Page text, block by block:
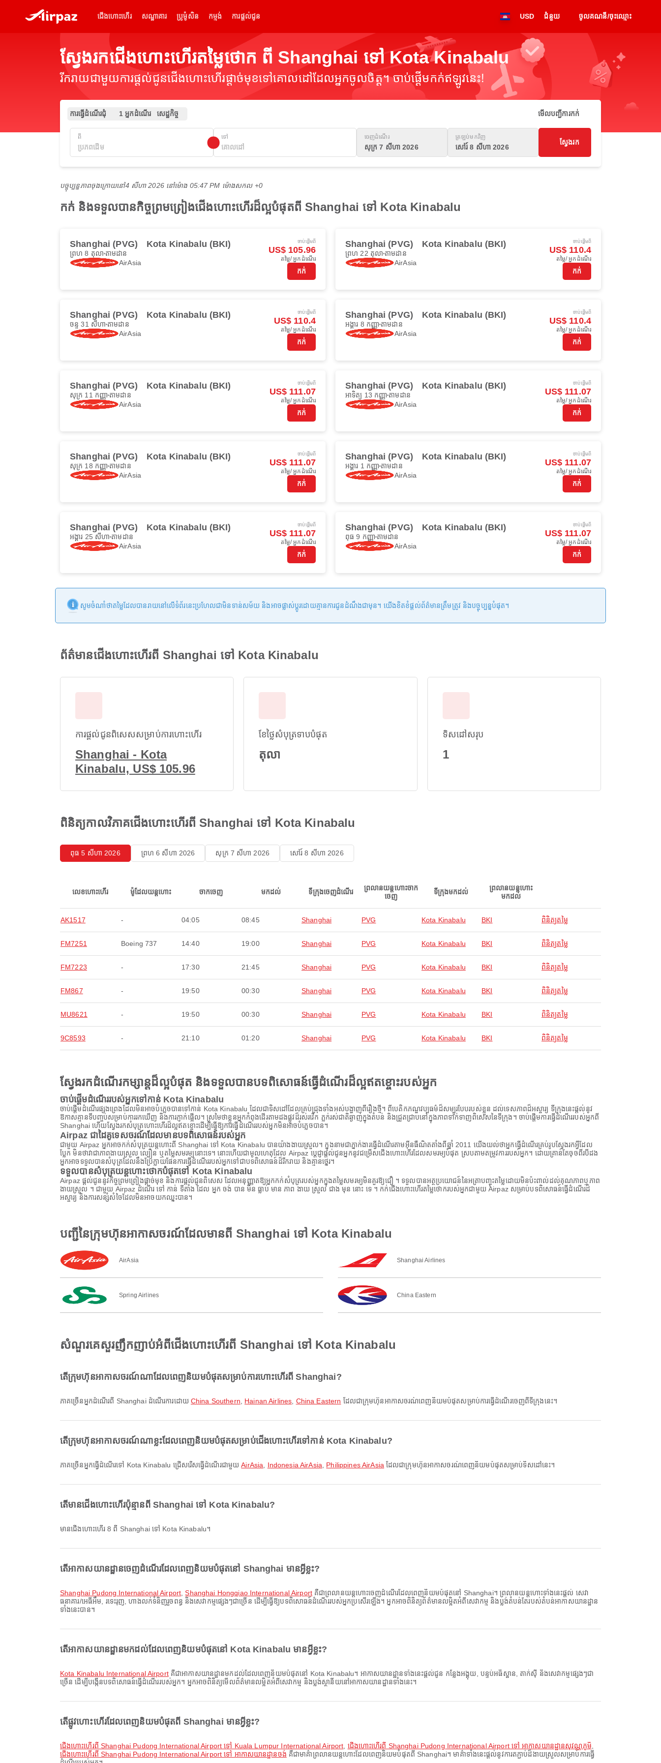
ជើងហោះហើរ សណ្ឋាគារ ប្រូម៉ូសិន កម្មង់ ការផ្តល់ជូន USD ជំនួយ ចូលគណនី/ចុះឈ្មោះ
ស្វែងរកជើងហោះហើរតម្លៃថោក ពី Shanghai ទៅ Kota Kinabalu
រីករាយជាមួយការផ្តល់ជូនជើងហោះហើរផ្តាច់មុខទៅគោលដៅដែលអ្នកចូលចិត្ត។ ចាប់ផ្តើមកក់ឥឡូវនេះ!
ការធ្វើដំណើរជុំ 1 អ្នកដំណើរ សេដ្ឋកិច្ច មើលបញ្ជីការកក់
ពី ទៅ ចេញដំណើរ
សុក្រ 7 សីហា 2026
ត្រឡប់មកវិញ
សៅរ៍ 8 សីហា 2026
ស្វែងរក
បច្ចុប្បន្នភាពចុងក្រោយនៅ4 សីហា 2026 នៅ​ម៉ោង 05:47 PM ម៉ោង​សកល +0
កក់ និងទទួលបានកិច្ចព្រមព្រៀងជើងហោះហើរដ៏ល្អបំផុតពី Shanghai ទៅ Kota Kinabalu
Shanghai (PVG) Kota Kinabalu (BKI)
ព្រហ 8 តុលា តាមដាន
AirAsia
ចាប់ផ្ដើមពី
US$ 105.96
តម្លៃ/ អ្នកដំណើរ
កក់
Shanghai (PVG) Kota Kinabalu (BKI)
ព្រហ 22 តុលា តាមដាន
AirAsia
ចាប់ផ្ដើមពី
US$ 110.4
តម្លៃ/ អ្នកដំណើរ
កក់
Shanghai (PVG) Kota Kinabalu (BKI)
ចន្ទ 31 សីហា តាមដាន
AirAsia
ចាប់ផ្ដើមពី
US$ 110.4
តម្លៃ/ អ្នកដំណើរ
កក់
Shanghai (PVG) Kota Kinabalu (BKI)
អង្គារ 8 កញ្ញា តាមដាន
AirAsia
ចាប់ផ្ដើមពី
US$ 110.4
តម្លៃ/ អ្នកដំណើរ
កក់
Shanghai (PVG) Kota Kinabalu (BKI)
សុក្រ 11 កញ្ញា តាមដាន
AirAsia
ចាប់ផ្ដើមពី
US$ 111.07
តម្លៃ/ អ្នកដំណើរ
កក់
Shanghai (PVG) Kota Kinabalu (BKI)
អាទិត្យ 13 កញ្ញា តាមដាន
AirAsia
ចាប់ផ្ដើមពី
US$ 111.07
តម្លៃ/ អ្នកដំណើរ
កក់
Shanghai (PVG) Kota Kinabalu (BKI)
សុក្រ 18 កញ្ញា តាមដាន
AirAsia
ចាប់ផ្ដើមពី
US$ 111.07
តម្លៃ/ អ្នកដំណើរ
កក់
Shanghai (PVG) Kota Kinabalu (BKI)
អង្គារ 1 កញ្ញា តាមដាន
AirAsia
ចាប់ផ្ដើមពី
US$ 111.07
តម្លៃ/ អ្នកដំណើរ
កក់
Shanghai (PVG) Kota Kinabalu (BKI)
អង្គារ 25 សីហា តាមដាន
AirAsia
ចាប់ផ្ដើមពី
US$ 111.07
តម្លៃ/ អ្នកដំណើរ
កក់
Shanghai (PVG) Kota Kinabalu (BKI)
ពុធ 9 កញ្ញា តាមដាន
AirAsia
ចាប់ផ្ដើមពី
US$ 111.07
តម្លៃ/ អ្នកដំណើរ
កក់
សូមចំណាំថាតម្លៃដែលបានរាយនៅលើទំព័រនេះប្រហែលជាមិនទាន់សម័យ និងអាចផ្លាស់ប្តូរដោយគ្មានការជូនដំណឹងជាមុន។ យើងខិតខំផ្តល់ព័ត៌មានត្រឹមត្រូវ និងបច្ចុប្បន្នបំផុត។
ព័ត៌មានជើងហោះហើរពី Shanghai ទៅ Kota Kinabalu
ការផ្តល់ជូនពិសេសសម្រាប់ការហោះហើរ
Shanghai - Kota
Kinabalu, US$ 105.96
ខែថ្លៃសំបុត្រទាបបំផុត
តុលា
ទិសដៅសរុប
1
ពិនិត្យកាលវិភាគជើងហោះហើរពី Shanghai ទៅ Kota Kinabalu
ពុធ 5 សីហា 2026 ព្រហ 6 សីហា 2026 សុក្រ 7 សីហា 2026 សៅរ៍ 8 សីហា 2026
លេខហោះហើរ ម៉ូដែលយន្តហោះ ចាកចេញ មកដល់ ទីក្រុងចេញដំណើរ
ព្រលានយន្តហោះចាក
ចេញ
ទីក្រុងមកដល់
ព្រលានយន្តហោះ
មកដល់
AK1517 - 04:05 08:45 Shanghai PVG Kota Kinabalu BKI ពិនិត្យតម្លៃ
FM7251 Boeing 737 14:40 19:00 Shanghai PVG Kota Kinabalu BKI ពិនិត្យតម្លៃ
FM7223 - 17:30 21:45 Shanghai PVG Kota Kinabalu BKI ពិនិត្យតម្លៃ
FM867 - 19:50 00:30 Shanghai PVG Kota Kinabalu BKI ពិនិត្យតម្លៃ
MU8621 - 19:50 00:30 Shanghai PVG Kota Kinabalu BKI ពិនិត្យតម្លៃ
9C8593 - 21:10 01:20 Shanghai PVG Kota Kinabalu BKI ពិនិត្យតម្លៃ
ស្វែងរកដំណើរកម្សាន្តដ៏ល្អបំផុត និងទទួលបានបទពិសោធន៍ធ្វើដំណើរដ៏ល្អឥតខ្ចោះរបស់អ្នក
ចាប់ផ្តើមដំណើររបស់អ្នកទៅកាន់ Kota Kinabalu
ចាប់ផ្តើមដំណើរផ្សងព្រេងដែលមិនអាចបំភ្លេចបានទៅកាន់ Kota Kinabalu ដែលជាទិសដៅដែលគ្រប់ជ្រុងទាំងអស់បង្ហាញពីរឿងថ្មី។ ពីបេតិកភណ្ឌវប្បធម៌ដ៏សម្បូរបែបរបស់ខ្លួន ដល់ទេសភាពដ៏អស្ចារ្យ ទីក្រុងនេះផ្តល់នូវ
ឱកាសគ្មានទីបញ្ចប់សម្រាប់ការរកឃើញ និងការភ្ញាក់ផ្អើល។ ស្រមៃថាខ្លួនអ្នកកំពុងដើរតាមដងផ្លូវដ៏រស់រវើក ភ្លក់រស់ជាតិឆ្ងាញ់ក្នុងតំបន់ និងជ្រួតជ្រាបនៅក្នុងភាពទាក់ទាញពិសេសនៃទីក្រុង។ ចាប់ផ្តើមការធ្វើដំណើររបស់អ្នកពី
Shanghai ហើយស្វែងរកសំបុត្រហោះហើរដ៏ល្អឥតខ្ចោះដើម្បីធ្វើឱ្យការធ្វើដំណើររបស់អ្នកមិនអាចបំភ្លេចបាន។
Airpaz ជាដៃគូទេសចរណ៍ដែលមានបទពិសោធន៍របស់អ្នក
ជាមួយ Airpaz អ្នកអាចកក់សំបុត្រយន្តហោះពី Shanghai ទៅ Kota Kinabalu បានយ៉ាងងាយស្រួល។ ក្នុងនាមជាភ្នាក់ងារធ្វើដំណើរតាមអ៊ីនធឺណិតតាំងពីឆ្នាំ 2011 យើងយល់ថាអ្នកធ្វើដំណើរគ្រប់រូបស្វែងរកអ្វីដែល
ប្លែក មិនថាវាជាភាពងាយស្រួល ល្បឿន ឬតម្លៃសមរម្យនោះទេ។ នោះហើយជាមូលហេតុដែល Airpaz ប្តេជ្ញាផ្តល់ជូនអ្នកនូវជម្រើសជើងហោះហើរដែលសមរម្យបំផុត ស្របតាមតម្រូវការរបស់អ្នក។ ដោយគ្រាន់តែចុចពីរបីដង
អ្នកអាចទទួលបានសំបុត្រដែលនឹងប្រែក្លាយផែនការធ្វើដំណើររបស់អ្នកទៅជាបទពិសោធន៍ដ៏រីករាយ និងគ្មានថ្នេរ។
ទទួលបានសំបុត្រយន្តហោះថោកបំផុតទៅ Kota Kinabalu
Airpaz ផ្តល់ជូននូវកិច្ចព្រមព្រៀងផ្តាច់មុខ និងការផ្តល់ជូនពិសេស ដែលអនុញ្ញាតឱ្យអ្នកកក់សំបុត្ររបស់អ្នកក្នុងតម្លៃសមរម្យមិនគួរឱ្យជឿ ។ ទទួលបានអត្ថប្រយោជន៍នៃអត្រាបញ្ចុះតម្លៃដោយមិនប៉ះពាល់ដល់គុណភាពឬភាព
ងាយស្រួល ។ ជាមួយ Airpaz ដំណើរ ទៅ កាន់ ទីតាំង ដែល អ្នក ចង់ បាន មិន ធ្លាប់ មាន ភាព ងាយ ស្រួល ជាង មុន នោះ ទេ ។ កក់ជើងហោះហើរតម្លៃថោករបស់អ្នកជាមួយ Airpaz សម្រាប់បទពិសោធន៍ធ្វើដំណើរដ៏
អស្ចារ្យ និងការសន្សំសំចៃដែលមិនអាចយកឈ្នះបាន។
បញ្ជីនៃក្រុមហ៊ុនអាកាសចរណ៍ដែលមានពី Shanghai ទៅ Kota Kinabalu
AirAsia Shanghai Airlines
Spring Airlines China Eastern
សំណួរគេសួរញឹកញាប់អំពីជើងហោះហើរពី Shanghai ទៅ Kota Kinabalu
តើក្រុមហ៊ុនអាកាសចរណ៍ណាដែលពេញនិយមបំផុតសម្រាប់ការហោះហើរពី Shanghai?
ភាគច្រើនអ្នកដំណើរពី Shanghai ដំណើរការដោយ China Southern Hainan Airlines China Eastern ដែលជាក្រុមហ៊ុនអាកាសចរណ៍ពេញនិយមបំផុតសម្រាប់ការធ្វើដំណើរចេញពីទីក្រុងនេះ។
តើក្រុមហ៊ុនអាកាសចរណ៍ណាខ្លះដែលពេញនិយមបំផុតសម្រាប់ជើងហោះហើរទៅកាន់ Kota Kinabalu?
ភាគច្រើនអ្នកធ្វើដំណើរទៅ Kota Kinabalu ជ្រើសរើសធ្វើដំណើរជាមួយAirAsia Indonesia AirAsia Philippines AirAsia ដែលជាក្រុមហ៊ុនអាកាសចរណ៍ពេញនិយមបំផុតសម្រាប់ទិសដៅនេះ។
តើមានជើងហោះហើរប៉ុន្មានពី Shanghai ទៅ Kota Kinabalu?
មានជើងហោះហើរ 8 ពី Shanghai ទៅ Kota Kinabalu។
តើអាកាសយានដ្ឋានចេញដំណើរដែលពេញនិយមបំផុតនៅ Shanghai មានអ្វីខ្លះ?
Shanghai Pudong International Airport ,Shanghai Hongqiao International Airportគឺជាព្រលានយន្តហោះចេញដំណើរដែលពេញនិយមបំផុតនៅ Shanghai។ ព្រលានយន្តហោះទាំងនេះផ្តល់ សេវា
ធនាគារ/អេធីអឹម, រទេះរុញ, ហាងលក់ទំនិញរួចពន្ធ និងសេវាកម្មផ្សេងៗជាច្រើន ដើម្បីធ្វើឱ្យបទពិសោធន៍ដំណើររបស់អ្នកប្រសើរឡើង។ អ្នកអាចពិនិត្យព័ត៌មានលម្អិតអំពីសេវាកម្ម និងប្លង់តំបន់តែរបស់តំបន់អាកាសយានដ្ឋាន
ទាំងនេះបាន។
តើអាកាសយានដ្ឋានមកដល់ដែលពេញនិយមបំផុតនៅ Kota Kinabalu មានអ្វីខ្លះ?
Kota Kinabalu International Airportគឺជាអាកាសយានដ្ឋានមកដល់ដែលពេញនិយមបំផុតនៅ Kota Kinabalu។ អាកាសយានដ្ឋានទាំងនេះផ្តល់ជូន កន្លែងអង្គុយ, បន្ទប់អធិស្ឋាន, តាក់ស៊ី និងសេវាកម្មផ្សេងៗជា
ច្រើន ដើម្បីបង្កើនបទពិសោធន៍ធ្វើដំណើររបស់អ្នក។ អ្នកអាចពិនិត្យមើលព័ត៌មានលម្អិតអំពីសេវាកម្ម និងប្លង់ស្ថានីយនៅអាកាសយានដ្ឋានទាំងនេះ។
តើផ្លូវហោះហើរដែលពេញនិយមបំផុតពី Shanghai មានអ្វីខ្លះ?
ជើងហោះហើរពី Shanghai Pudong International Airport ទៅ Kuala Lumpur International Airport ជើងហោះហើរពី Shanghai Pudong International Airport ទៅ អាកាសយានដ្ឋានសុវណ្ណភូមិ
ជើងហោះហើរពី Shanghai Pudong International Airport ទៅ អាកាសយានដ្ឋានចង់ គឺជាមាគ៌ាព្រលានយន្តហោះដែលពេញនិយមបំផុតពី Shanghai។ មាគ៌ាទាំងនេះផ្តល់នូវការតភ្ជាប់ដ៏ងាយស្រួលសម្រាប់ការធ្វើ